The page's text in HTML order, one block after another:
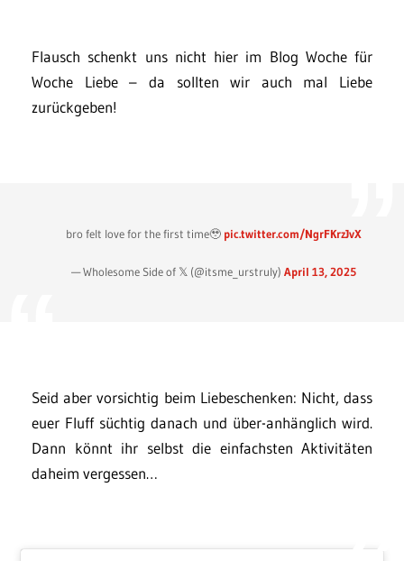
Flausch schenkt uns nicht hier im Blog Woche für
Woche Liebe – da sollten wir auch mal Liebe
zurückgeben!
bro felt love for the first time🥹 pic.twitter.com/NgrFKrzJvX
— Wholesome Side of 𝕏 (@itsme_urstruly) April 13, 2025
Seid aber vorsichtig beim Liebeschenken: Nicht, dass
euer Fluff süchtig danach und über-anhänglich wird.
Dann könnt ihr selbst die einfachsten Aktivitäten
daheim vergessen…